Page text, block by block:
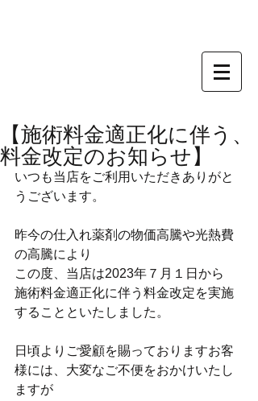
【施術料金適正化に伴う、
料金改定のお知らせ】
いつも当店をご利用いただきありがと
うございます。
昨今の仕入れ薬剤の物価高騰や光熱費
の高騰により
この度、当店は2023年７月１日から
施術料金適正化に伴う料金改定を実施
することといたしました。
日頃よりご愛顧を賜っておりますお客
様には、大変なご不便をおかけいたし
ますが